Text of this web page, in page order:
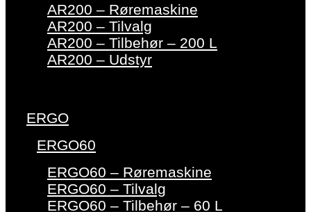
AR200 – Røremaskine
AR200 – Tilvalg
AR200 – Tilbehør – 200 L
AR200 – Udstyr
ERGO
ERGO60
ERGO60 – Røremaskine
ERGO60 – Tilvalg
ERGO60 – Tilbehør – 60 L